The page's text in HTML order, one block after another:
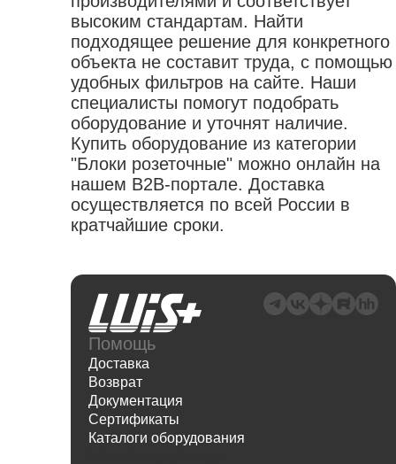
приспособления для
электроинструмента
устройства удерживающие
патроны зажимные
переходники для электроинструмента
насадки
лампы паяльные
припой
флюсы
аксессуары для пайки
шкафы
кейсы для инструмента
органайзеры
защита головы
одежда одноразовая
наколенники
жилеты
коврики диэлектрические
обувь
высоким стандартам. Найти
подходящее решение для конкретного
объекта не составит труда, с помощью
удобных фильтров на сайте. Наши
специалисты помогут подобрать
оборудование и уточнят наличие.
Купить оборудование из категории
"Блоки розеточные" можно онлайн на
нашем B2B-портале. Доставка
осуществляется по всей России в
кратчайшие сроки.
Помощь
Доставка
Возврат
Документация
Сертификаты
Каталоги оборудования